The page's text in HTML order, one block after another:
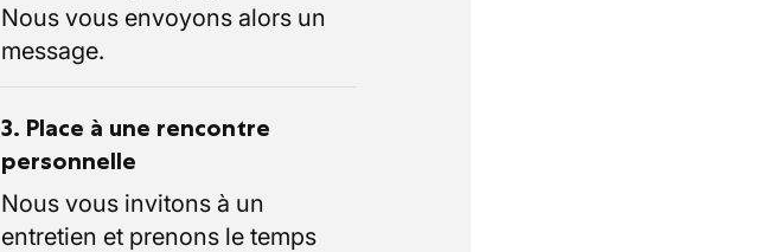
Nous vous envoyons alors un
message.
3. Place à une rencontre
personnelle
Nous vous invitons à un
entretien et prenons le temps